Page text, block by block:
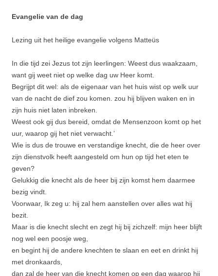
Evangelie van de dag
Lezing uit het heilige evangelie volgens Matteüs
In die tijd zei Jezus tot zijn leerlingen: Weest dus waakzaam,
want gij weet niet op welke dag uw Heer komt.
Begrijpt dit wel: als de eigenaar van het huis wist op welk uur
van de nacht de dief zou komen. zou hij blijven waken en in
zijn huis niet laten inbreken.
Weest ook gij dus bereid, omdat de Mensen­zoon komt op het
uur, waarop gij het niet verwacht.’
Wie is dus de trouwe en verstandige knecht, die de heer over
zijn dienstvolk heeft aangesteld om hun op tijd het eten te
geven?
Gelukkig die knecht als de heer bij zijn komst hem daarmee
bezig vindt.
Voorwaar, Ik zeg u: hij zal hem aanstellen over alles wat hij
bezit.
Maar is die knecht slecht en zegt hij bij zichzelf: mijn heer blijft
nog wel een poosje weg,
en begint hij de andere knechten te slaan en eet en drinkt hij
met dronk­aards,
dan zal de heer van die knecht komen op een dag waarop hij